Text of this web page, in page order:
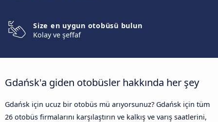
Size en uygun otobüsü bulun
Kolay ve şeffaf
Gdańsk'a giden otobüsler hakkında her şey
Gdańsk için ucuz bir otobüs mü arıyorsunuz? Gdańsk için tüm
26 otobüs firmalarını karşılaştırın ve kalkış ve varış saatlerini,